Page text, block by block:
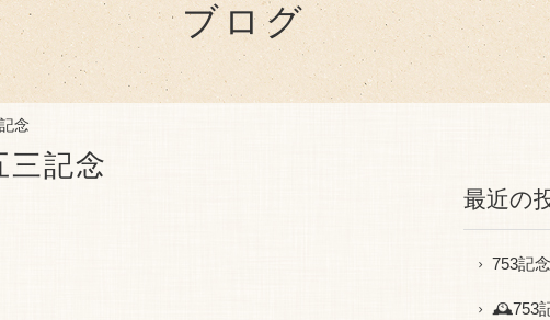
ブログ
念
記念
最近の
753記
🕰753